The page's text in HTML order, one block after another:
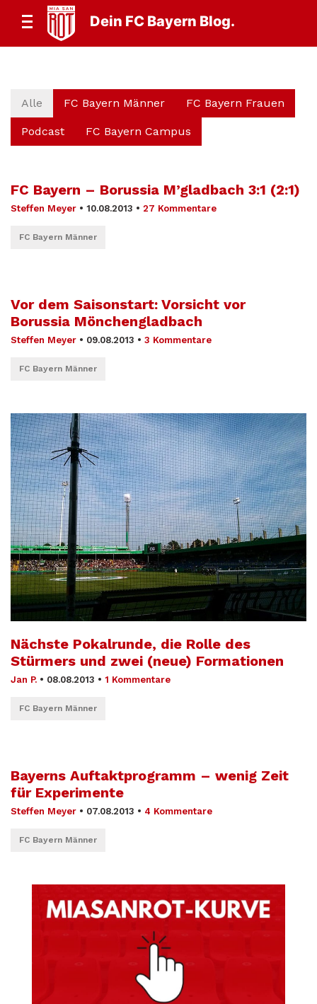
Dein FC Bayern Blog.
Alle FC Bayern Männer FC Bayern Frauen
Podcast FC Bayern Campus
FC Bayern – Borussia M’gladbach 3:1 (2:1)
Steffen Meyer • 10.08.2013 • 27 Kommentare
FC Bayern Männer
Vor dem Saisonstart: Vorsicht vor
Borussia Mönchengladbach
Steffen Meyer • 09.08.2013 • 3 Kommentare
FC Bayern Männer
Nächste Pokalrunde, die Rolle des
Stürmers und zwei (neue) Formationen
Jan P. • 08.08.2013 • 1 Kommentare
FC Bayern Männer
Bayerns Auftaktprogramm – wenig Zeit
für Experimente
Steffen Meyer • 07.08.2013 • 4 Kommentare
FC Bayern Männer